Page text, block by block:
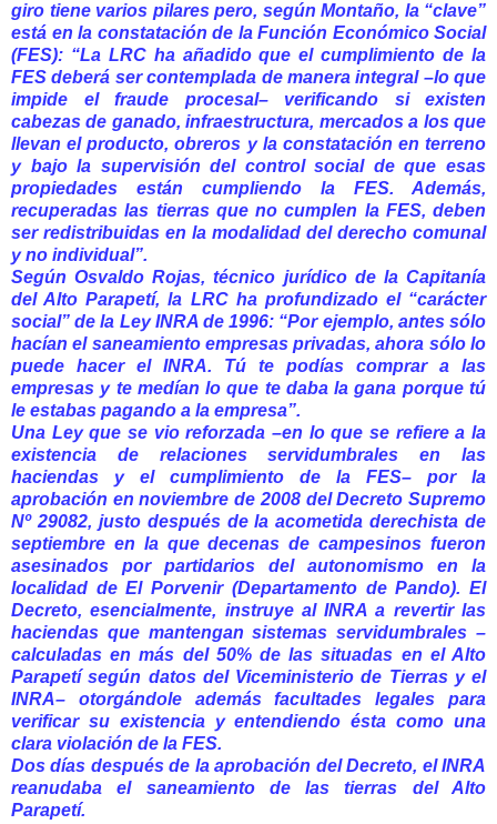
giro tiene varios pilares pero, según Montaño, la “clave”
está en la constatación de la Función Económico Social
(FES): “La LRC ha añadido que el cumplimiento de la
FES deberá ser contemplada de manera integral –lo que
impide el fraude procesal– verificando si existen
cabezas de ganado, infraestructura, mercados a los que
llevan el producto, obreros y la constatación en terreno
y bajo la supervisión del control social de que esas
propiedades están cumpliendo la FES. Además,
recuperadas las tierras que no cumplen la FES, deben
ser redistribuidas en la modalidad del derecho comunal
y no individual”.
Según Osvaldo Rojas, técnico jurídico de la Capitanía
del Alto Parapetí, la LRC ha profundizado el “carácter
social” de la Ley INRA de 1996: “Por ejemplo, antes sólo
hacían el saneamiento empresas privadas, ahora sólo lo
puede hacer el INRA. Tú te podías comprar a las
empresas y te medían lo que te daba la gana porque tú
le estabas pagando a la empresa”.
Una Ley que se vio reforzada –en lo que se refiere a la
existencia de relaciones servidumbrales en las
haciendas y el cumplimiento de la FES– por la
aprobación en noviembre de 2008 del Decreto Supremo
Nº 29082, justo después de la acometida derechista de
septiembre en la que decenas de campesinos fueron
asesinados por partidarios del autonomismo en la
localidad de El Porvenir (Departamento de Pando). El
Decreto, esencialmente, instruye al INRA a revertir las
haciendas que mantengan sistemas servidumbrales –
calculadas en más del 50% de las situadas en el Alto
Parapetí según datos del Viceministerio de Tierras y el
INRA– otorgándole además facultades legales para
verificar su existencia y entendiendo ésta como una
clara violación de la FES.
Dos días después de la aprobación del Decreto, el INRA
reanudaba el saneamiento de las tierras del Alto
Parapetí.